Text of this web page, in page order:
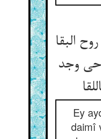
البقا
وجد
Ey
daimî